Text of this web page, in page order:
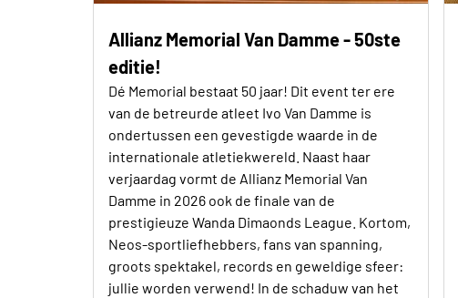
Allianz Memorial Van Damme - 50ste
editie!
Dé Memorial bestaat 50 jaar! Dit event ter ere
van de betreurde atleet Ivo Van Damme is
ondertussen een gevestigde waarde in de
internationale atletiekwereld. Naast haar
verjaardag vormt de Allianz Memorial Van
Damme in 2026 ook de finale van de
prestigieuze Wanda Dimaonds League. Kortom,
Neos-sportliefhebbers, fans van spanning,
groots spektakel, records en geweldige sfeer:
jullie worden verwend! In de schaduw van het